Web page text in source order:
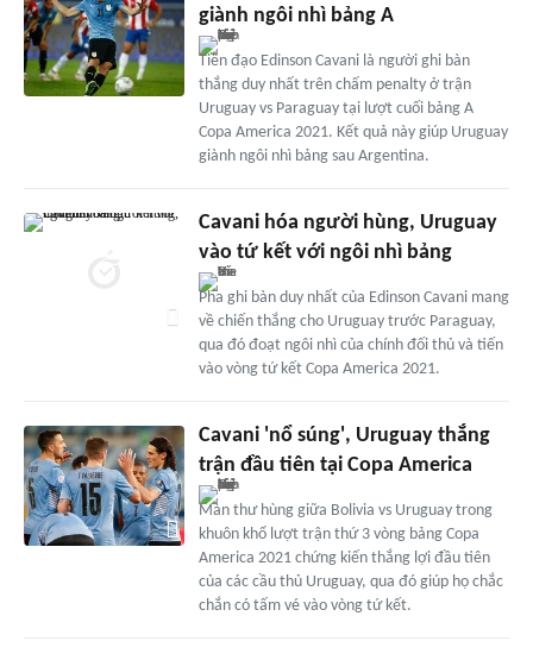
giành ngôi nhì bảng A
Tiền đạo Edinson Cavani là người ghi bàn
thắng duy nhất trên chấm penalty ở trận
Uruguay vs Paraguay tại lượt cuối bảng A
Copa America 2021. Kết quả này giúp Uruguay
giành ngôi nhì bảng sau Argentina.
Cavani hóa người hùng, Uruguay
vào tứ kết với ngôi nhì bảng
Pha ghi bàn duy nhất của Edinson Cavani mang
về chiến thắng cho Uruguay trước Paraguay,
qua đó đoạt ngôi nhì của chính đối thủ và tiến
vào vòng tứ kết Copa America 2021.
Cavani 'nổ súng', Uruguay thắng
trận đầu tiên tại Copa America
Màn thư hùng giữa Bolivia vs Uruguay trong
khuôn khổ lượt trận thứ 3 vòng bảng Copa
America 2021 chứng kiến thắng lợi đầu tiên
của các cầu thủ Uruguay, qua đó giúp họ chắc
chắn có tấm vé vào vòng tứ kết.